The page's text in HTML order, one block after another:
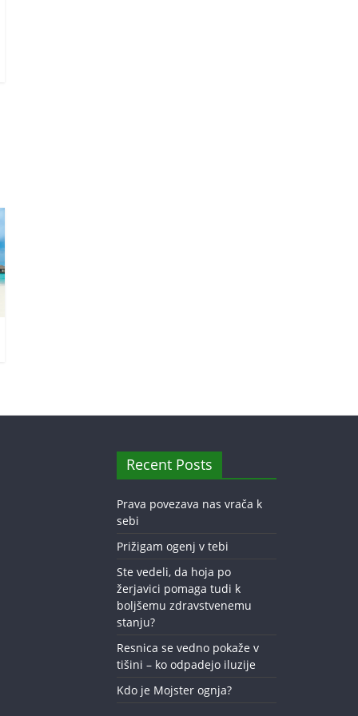
Recent Posts
Prava povezava nas vrača k
sebi
Prižigam ogenj v tebi
Ste vedeli, da hoja po
žerjavici pomaga tudi k
boljšemu zdravstvenemu
stanju?
Resnica se vedno pokaže v
tišini – ko odpadejo iluzije
Kdo je Mojster ognja?